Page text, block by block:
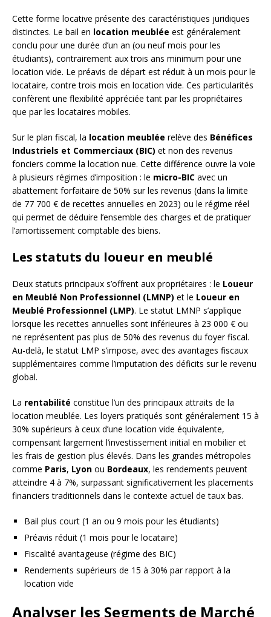
Cette forme locative présente des caractéristiques juridiques
distinctes. Le bail en location meublée est généralement
conclu pour une durée d’un an (ou neuf mois pour les
étudiants), contrairement aux trois ans minimum pour une
location vide. Le préavis de départ est réduit à un mois pour le
locataire, contre trois mois en location vide. Ces particularités
confèrent une flexibilité appréciée tant par les propriétaires
que par les locataires mobiles.
Sur le plan fiscal, la location meublée relève des Bénéfices
Industriels et Commerciaux (BIC) et non des revenus
fonciers comme la location nue. Cette différence ouvre la voie
à plusieurs régimes d’imposition : le micro-BIC avec un
abattement forfaitaire de 50% sur les revenus (dans la limite
de 77 700 € de recettes annuelles en 2023) ou le régime réel
qui permet de déduire l’ensemble des charges et de pratiquer
l’amortissement comptable des biens.
Les statuts du loueur en meublé
Deux statuts principaux s’offrent aux propriétaires : le Loueur
en Meublé Non Professionnel (LMNP) et le Loueur en
Meublé Professionnel (LMP). Le statut LMNP s’applique
lorsque les recettes annuelles sont inférieures à 23 000 € ou
ne représentent pas plus de 50% des revenus du foyer fiscal.
Au-delà, le statut LMP s’impose, avec des avantages fiscaux
supplémentaires comme l’imputation des déficits sur le revenu
global.
La rentabilité constitue l’un des principaux attraits de la
location meublée. Les loyers pratiqués sont généralement 15 à
30% supérieurs à ceux d’une location vide équivalente,
compensant largement l’investissement initial en mobilier et
les frais de gestion plus élevés. Dans les grandes métropoles
comme Paris, Lyon ou Bordeaux, les rendements peuvent
atteindre 4 à 7%, surpassant significativement les placements
financiers traditionnels dans le contexte actuel de taux bas.
Bail plus court (1 an ou 9 mois pour les étudiants)
Préavis réduit (1 mois pour le locataire)
Fiscalité avantageuse (régime des BIC)
Rendements supérieurs de 15 à 30% par rapport à la
location vide
Analyser les Segments de Marché